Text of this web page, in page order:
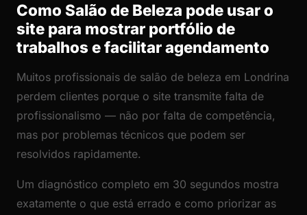
Como Salão de Beleza pode usar o
site para mostrar portfólio de
trabalhos e facilitar agendamento
Muitos profissionais de salão de beleza em Londrina
perdem clientes porque o site transmite falta de
profissionalismo — não por falta de competência,
mas por problemas técnicos que podem ser
resolvidos rapidamente.
Um diagnóstico completo em 30 segundos mostra
exatamente o que está errado e como priorizar as